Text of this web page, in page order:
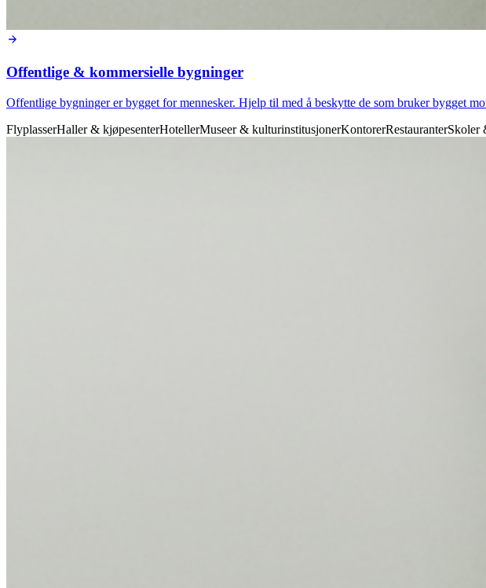
Offentlige & kommersielle bygninger
Offentlige bygninger er bygget for mennesker. Hjelp til med å beskytte de som bruker bygget
FlyplasserHaller & kjøpesenterHotellerMuseer & kulturinstitusjonerKontorerRestauranterSkoler